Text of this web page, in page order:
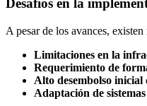
Desafíos en la
A pesar de los avances,
Limitaciones en la
Requerimiento de
Alto desembolso inicial
Adaptación de